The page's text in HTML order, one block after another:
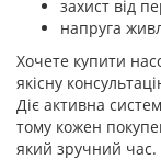
захист від
напруга
Хочете купити
якісну
Діє активна
тому кожен
який зручний час.